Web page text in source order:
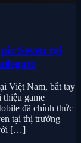
Seven tại
Việt Nam, bắt tay
game
đã chính thức
tại thị trường
[…]